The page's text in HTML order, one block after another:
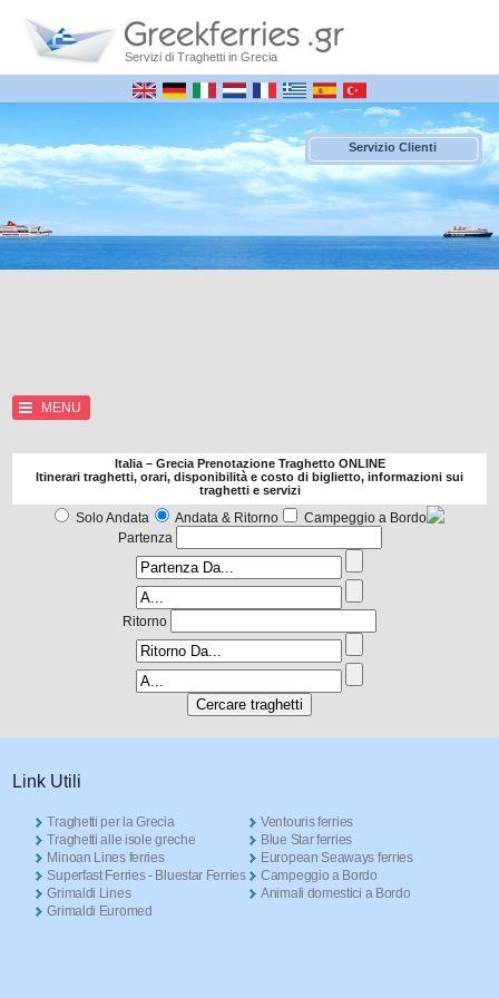
Servizi di Traghetti in Grecia
Servizio Clienti
MENU
Italia – Grecia Prenotazione Traghetto ONLINE
Itinerari traghetti, orari, disponibilità e costo di biglietto, informazioni sui
traghetti e servizi
Solo Andata Andata & Ritorno
Campeggio a Bordo
Partenza
Ritorno
Link Utili
Traghetti per la Grecia
Traghetti alle isole greche
Minoan Lines ferries
Superfast Ferries - Bluestar Ferries
Grimaldi Lines
Grimaldi Euromed
Ventouris ferries
Blue Star ferries
European Seaways ferries
Campeggio a Bordo
Animali domestici a Bordo